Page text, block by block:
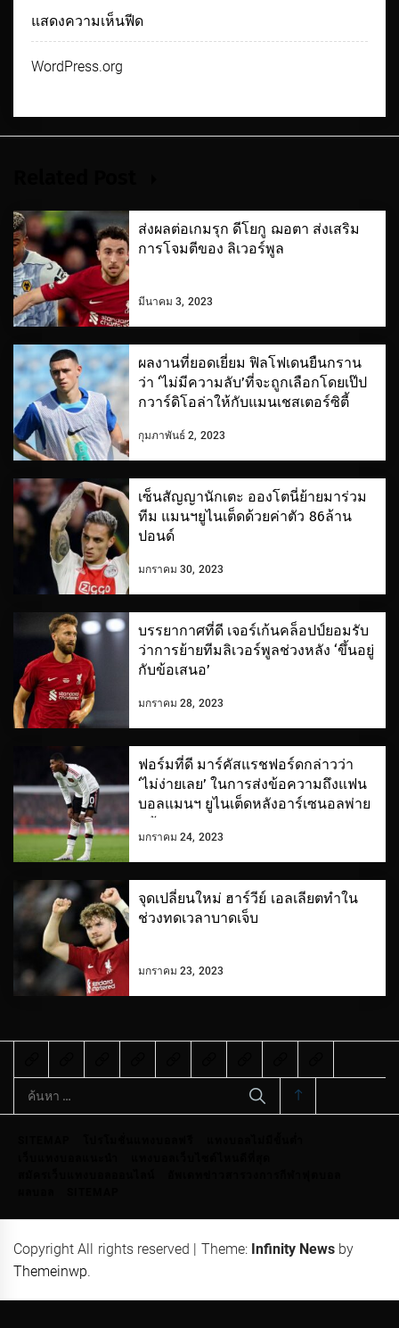
แสดงความเห็นฟีด
WordPress.org
ส่งผลต่อเกมรุก ดีโยกู ฌอตา ส่งเสริม
การโจมตีของ ลิเวอร์พูล
มีนาคม 3, 2023
ผลงานที่ยอดเยี่ยม ฟิลโฟเดนยืนกราน
ว่า ‘ไม่มีความลับ’ที่จะถูกเลือกโดยเป๊ป
กวาร์ดิโอล่าให้กับแมนเชสเตอร์ซิตี้
กุมภาพันธ์ 2, 2023
เซ็นสัญญานักเตะ อองโตนี่ย้ายมาร่วม
ทีม แมนฯยูไนเต็ดด้วยค่าตัว 86ล้าน
ปอนด์
มกราคม 30, 2023
บรรยากาศที่ดี เจอร์เก้นคล็อปป์ยอมรับ
ว่าการย้ายทีมลิเวอร์พูลช่วงหลัง ‘ขึ้นอยู่
กับข้อเสนอ’
มกราคม 28, 2023
ฟอร์มที่ดี มาร์คัสแรชฟอร์ดกล่าวว่า
‘ไม่ง่ายเลย’ ในการส่งข้อความถึงแฟน
บอลแมนฯ ยูไนเต็ดหลังอาร์เซนอลพ่าย
แพ้
มกราคม 24, 2023
จุดเปลี่ยนใหม่ ฮาร์วีย์ เอลเลียตทำใน
ช่วงทดเวลาบาดเจ็บ
มกราคม 23, 2023
ค้นหา
สำหรับ:
Copyright All rights reserved Theme: Infinity News by
Themeinwp.